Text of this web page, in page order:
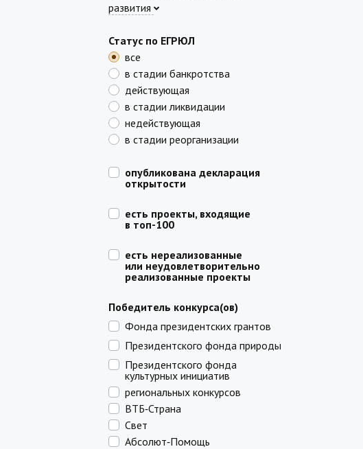
развития
Статус по ЕГРЮЛ
все
в стадии банкротства
действующая
в стадии ликвидации
недействующая
в стадии реорганизации
опубликована декларация
открытости
есть проекты, входящие
в топ-100
есть нереализованные
или неудовлетворительно
реализованные проекты
Победитель конкурса(ов)
Фонда президентских грантов
Президентского фонда природы
Президентского фонда
культурных инициатив
региональных конкурсов
ВТБ‑Страна
Свет
Абсолют‑Помощь